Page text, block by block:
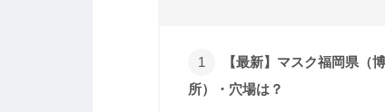
【最新】マスク福岡県（
所）・穴場は？